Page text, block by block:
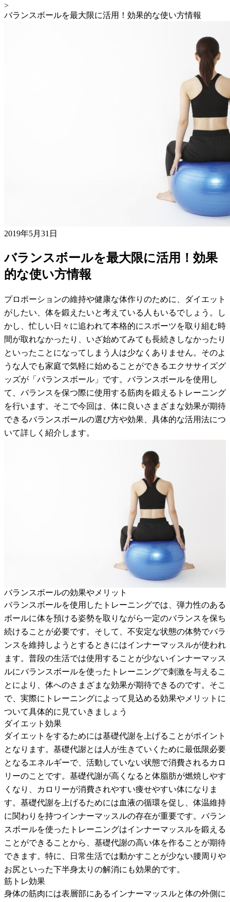
>
バランスボールを最大限に活用！効果的な使い方情報
2019年5月31日
バランスボールを最大限に活用！効果
的な使い方情報
プロポーションの維持や健康な体作りのために、ダイエット
がしたい、体を鍛えたいと考えている人もいるでしょう。し
かし、忙しい日々に追われて本格的にスポーツを取り組む時
間が取れなかったり、いざ始めてみても長続きしなかったり
といったことになってしまう人は少なくありません。そのよ
うな人でも家庭で気軽に始めることができるエクササイズグ
ッズが「バランスボール」です。バランスボールを使用し
て、バランスを保つ際に使用する筋肉を鍛えるトレーニング
を行います。そこで今回は、体に良いさまざまな効果が期待
できるバランスボールの選び方や効果、具体的な活用法につ
いて詳しく紹介します。
バランスボールの効果やメリット
バランスボールを使用したトレーニングでは、弾力性のある
ボールに体を預ける姿勢を取りながら一定のバランスを保ち
続けることが必要です。そして、不安定な状態の体勢でバラ
ンスを維持しようとするときにはインナーマッスルが使われ
ます。普段の生活では使用することが少ないインナーマッス
ルにバランスボールを使ったトレーニングで刺激を与えるこ
とにより、体へのさまざまな効果が期待できるのです。そこ
で、実際にトレーニングによって見込める効果やメリットに
ついて具体的に見ていきましょう
ダイエット効果
ダイエットをするためには基礎代謝を上げることがポイント
となります。基礎代謝とは人が生きていくために最低限必要
となるエネルギーで、活動していない状態で消費されるカロ
リーのことです。基礎代謝が高くなると体脂肪が燃焼しやす
くなり、カロリーが消費されやすい痩せやすい体になりま
す。基礎代謝を上げるためには血液の循環を促し、体温維持
に関わりを持つインナーマッスルの存在が重要です。バラン
スボールを使ったトレーニングはインナーマッスルを鍛える
ことができることから、基礎代謝の高い体を作ることが期待
できます。特に、日常生活では動かすことが少ない腰周りや
お尻といった下半身太りの解消にも効果的です。
筋トレ効果
身体の筋肉には表層部にあるインナーマッスルと体の外側に